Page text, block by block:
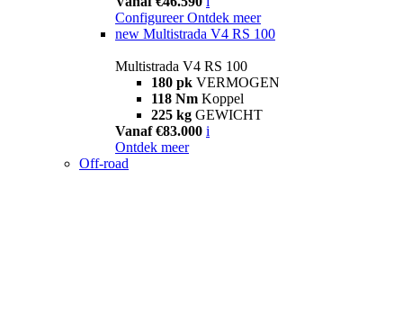
Configureer Ontdek meer
new Multistrada V4 RS 100
Multistrada V4 RS 100
180 pk VERMOGEN
118 Nm Koppel
225 kg GEWICHT
Vanaf €83.000 i
Ontdek meer
Off-road